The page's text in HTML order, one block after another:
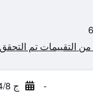
- ج 14/8